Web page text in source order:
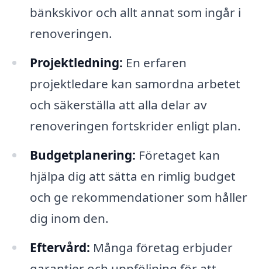
bänkskivor och allt annat som ingår i
renoveringen.
Projektledning: En erfaren
projektledare kan samordna arbetet
och säkerställa att alla delar av
renoveringen fortskrider enligt plan.
Budgetplanering: Företaget kan
hjälpa dig att sätta en rimlig budget
och ge rekommendationer som håller
dig inom den.
Eftervård: Många företag erbjuder